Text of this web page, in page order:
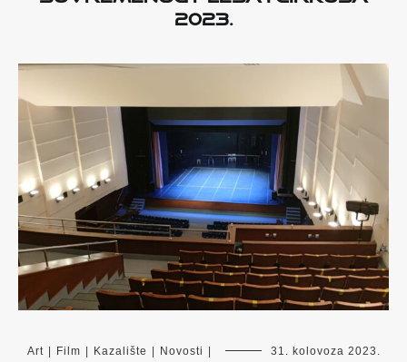
2023.
Art | Film | Kazalište | Novosti | 31. kolovoza 2023.